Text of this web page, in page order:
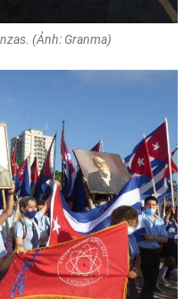
(Ảnh: Granma)